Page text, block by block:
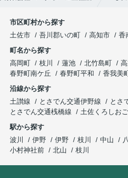
市区町村から探す
土佐市
吾川郡いの町 高知市 香
町名から探す
高岡町
枝川 蓮池 北竹島町
春野町南ケ丘
春野町平和
香我美
沿線から探す
土讃線
とさでん交通伊野線
とさ
とさでん交通桟橋線
土佐くろしお
駅から探す
波川
伊野 伊野 枝川 中山
小村神社前
北山 枝川